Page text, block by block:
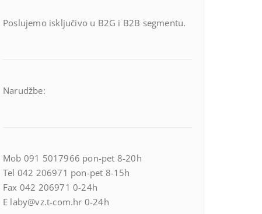
Poslujemo isključivo u B2G i B2B segmentu.
Narudžbe:
Mob 091 5017966 pon-pet 8-20h
Tel 042 206971 pon-pet 8-15h
Fax 042 206971 0-24h
E laby@vz.t-com.hr 0-24h